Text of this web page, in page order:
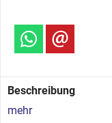
Beschreibung
mehr